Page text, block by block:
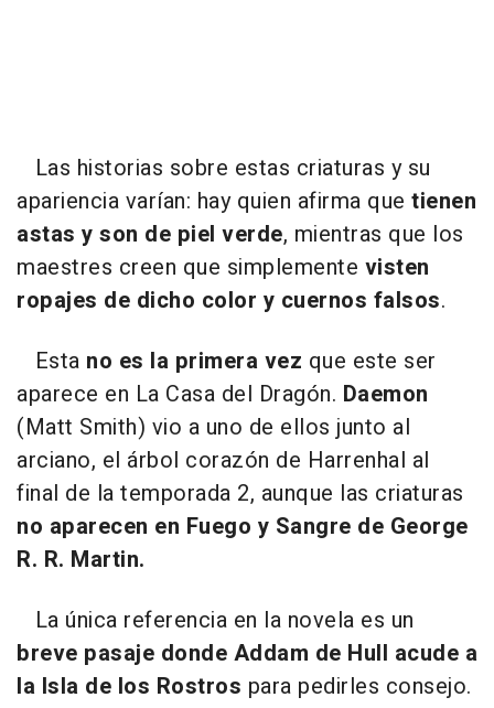
Las historias sobre estas criaturas y su
apariencia varían: hay quien afirma que tienen
astas y son de piel verde, mientras que los
maestres creen que simplemente visten
ropajes de dicho color y cuernos falsos.
Esta no es la primera vez que este ser
aparece en La Casa del Dragón. Daemon
(Matt Smith) vio a uno de ellos junto al
arciano, el árbol corazón de Harrenhal al
final de la temporada 2, aunque las criaturas
no aparecen en Fuego y Sangre de George
R. R. Martin.
La única referencia en la novela es un
breve pasaje donde Addam de Hull acude a
la Isla de los Rostros para pedirles consejo.